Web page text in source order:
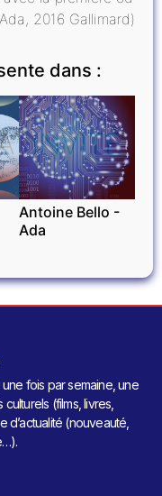
2016 Gallimard)
dans :
INVITÉ
Antoine Bello -
Ada
fois par semaine, une
(films, livres,
d’actualité (nouveauté,